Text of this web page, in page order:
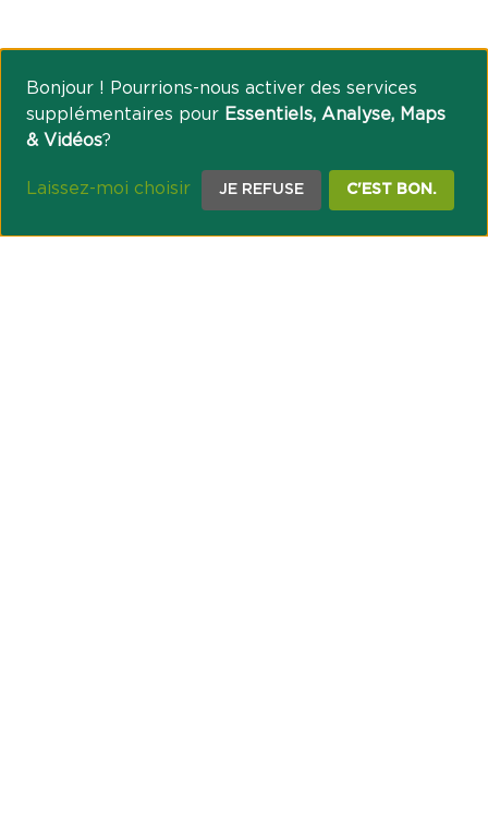
Bonjour ! Pourrions-nous activer des services
supplémentaires pour Essentiels, Analyse, Maps
& Vidéos?
Laissez-moi choisir JE REFUSE C'EST BON.